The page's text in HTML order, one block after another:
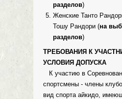
разделов)
Женские Танто
Тошу Рандори (на
разделов)
ТРЕБОВАНИЯ К
УСЛОВИЯ ДОПУСКА
К участию в
спортсмены - члены
вид спорта айкидо,